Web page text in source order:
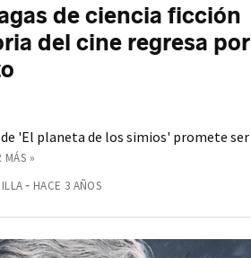
de ciencia ficción
del cine regresa por
'El planeta de los simios' promete ser
MÁS »
HACE 3 AÑOS